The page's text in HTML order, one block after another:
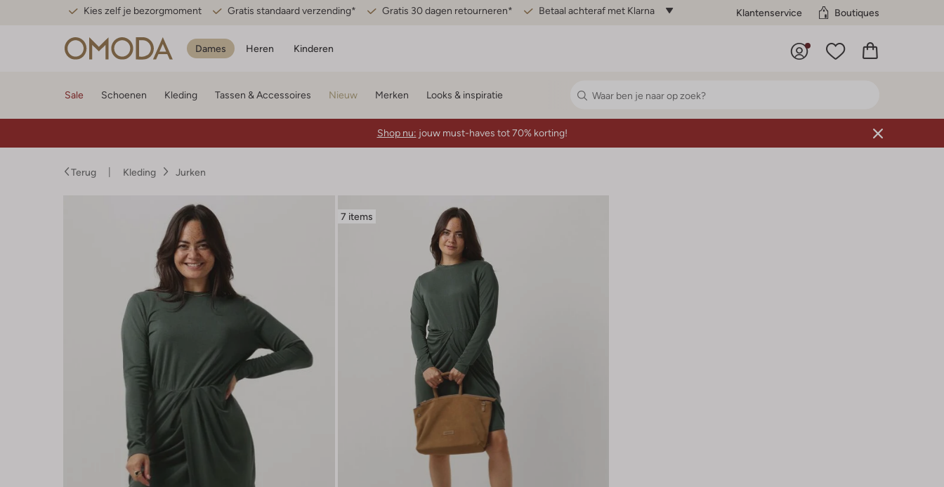
Kies zelf je bezorgmoment Gratis standaard verzending* Gratis 30 dagen retourneren* Betaal achteraf met Klarna Klantenservice Boutiques
Dames Heren Kinderen
Sale Schoenen Kleding Tassen & Accessoires Nieuw Merken Looks & inspiratie
Shop nu: jouw must-haves tot 70% korting!
Terug Kleding Jurken
7 items